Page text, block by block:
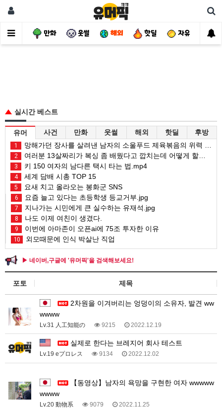
사건 만화 웃썰 해외 핫딜 자유
실시간 베스트
유머 사건 만화 웃썰 해외 핫딜 후방
1 망해가던 장사를 살려낸 남자의 소울푸드 제육볶음의 위력 ㅋㅋ
2 여러분 13살짜리가 복싱 좀 배웠다고 깝치는데 어떻게 할까요?
3 키 150 여자의 남다른 택시 타는 법.mp4
4 세계 담배 시총 TOP 15
5 요새 치고 올라오는 봉화군 SNS
6 요즘 늘고 있다는 초등학생 등교거부.jpg
7 지나가는 시민에게 큰 실수하는 유재석.jpg
8 나도 이제 여친이 생겼다.
9 이번에 아마존이 오픈ai에 75조 투자한 이유
10 외모때문에 인식 박살난 직업
▶ 네이버,구글에 '유머픽'을 검색해보세요!
포토 제목
wwww
Lv.31 人工知能の 9215 2022.12.19
실제로 한다는 브레지어 회사 테스트
Lv.19 eプロレス 9134 2022.12.02
wwww
Lv.20 動物系 9079 2022.11.25